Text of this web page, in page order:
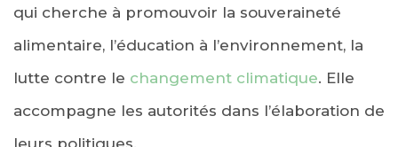
qui cherche à promouvoir la souveraineté
alimentaire, l’éducation à l’environnement, la
lutte contre le changement climatique. Elle
accompagne les autorités dans l’élaboration de
leurs politiques.